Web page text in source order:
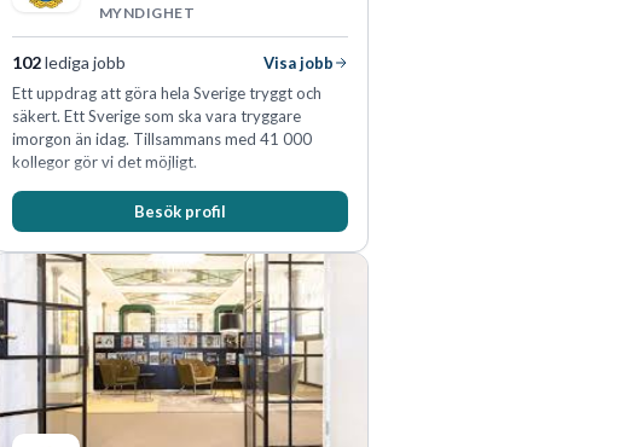
MYNDIGHET
102lediga jobb
Visa jobb
Ett uppdrag att göra hela Sverige tryggt och
säkert. Ett Sverige som ska vara tryggare
imorgon än idag. Tillsammans med 41 000
kollegor gör vi det möjligt.
Besök profil